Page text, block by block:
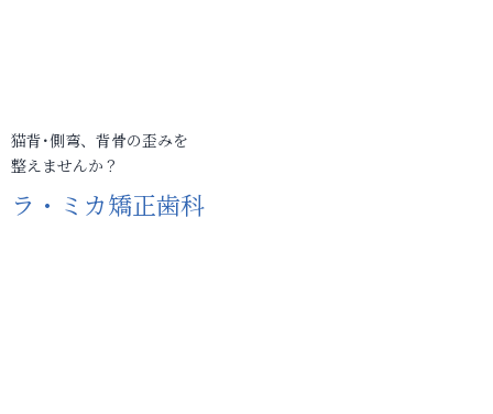
猫背･側弯、背骨の歪みを
整えませんか？
ラ・ミカ矯正歯科